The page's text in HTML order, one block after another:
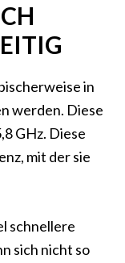
in
werden. Diese
GHz. Diese
mit der sie
schnellere
sich nicht so